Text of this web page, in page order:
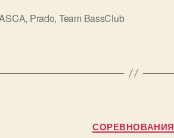
, Prado, Team BassClub
Рубрики
СОРЕВНОВАНИЯ